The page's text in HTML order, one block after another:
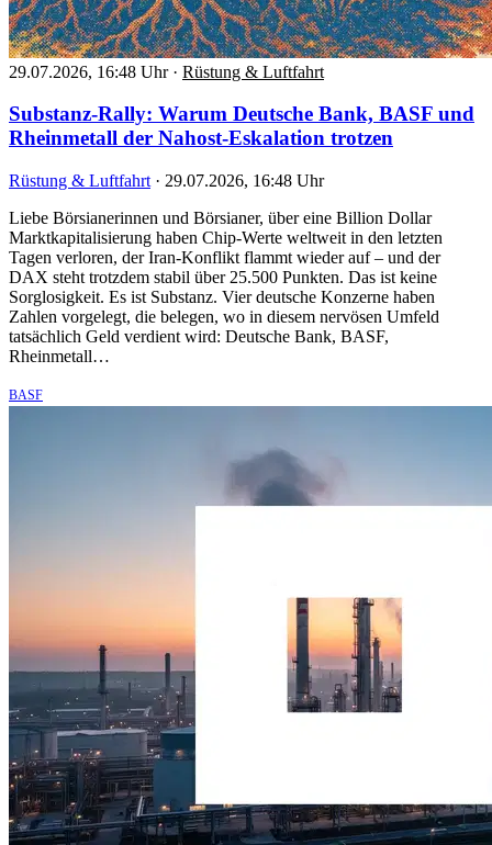
29.07.2026, 16:48 Uhr · Rüstung & Luftfahrt
Substanz-Rally: Warum Deutsche Bank, BASF und
Rheinmetall der Nahost-Eskalation trotzen
Rüstung & Luftfahrt · 29.07.2026, 16:48 Uhr
Liebe Börsianerinnen und Börsianer, über eine Billion Dollar
Marktkapitalisierung haben Chip-Werte weltweit in den letzten
Tagen verloren, der Iran-Konflikt flammt wieder auf – und der
DAX steht trotzdem stabil über 25.500 Punkten. Das ist keine
Sorglosigkeit. Es ist Substanz. Vier deutsche Konzerne haben
Zahlen vorgelegt, die belegen, wo in diesem nervösen Umfeld
tatsächlich Geld verdient wird: Deutsche Bank, BASF,
Rheinmetall…
BASF